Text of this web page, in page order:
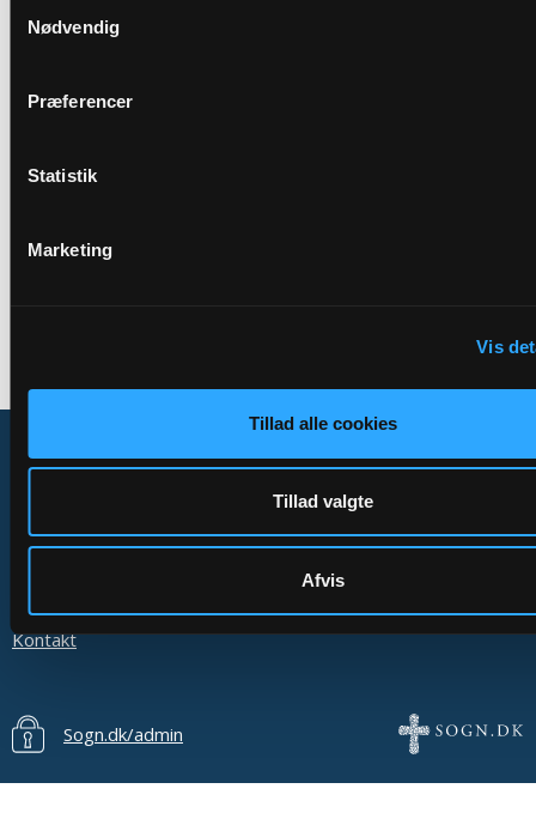
Nødvendig
Præferencer
Statistik
Marketing
Vis
Tillad alle cookies
Tillad valgte
Afvis
Se mere:
Om Sogn.dk
Privatlivs- og cookiepolitik
Kontakt
Sogn.dk/admin